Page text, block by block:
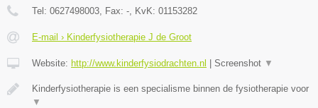
Tel: 0627498003 , Fax: - , KvK: 01153282
E-mail › Kinderfysiotherapie J de Groot
Website: http://www.kinderfysiodrachten.nl Screenshot ▼
Kinderfysiotherapie is een specialisme binnen de fysiotherapie voor
▼